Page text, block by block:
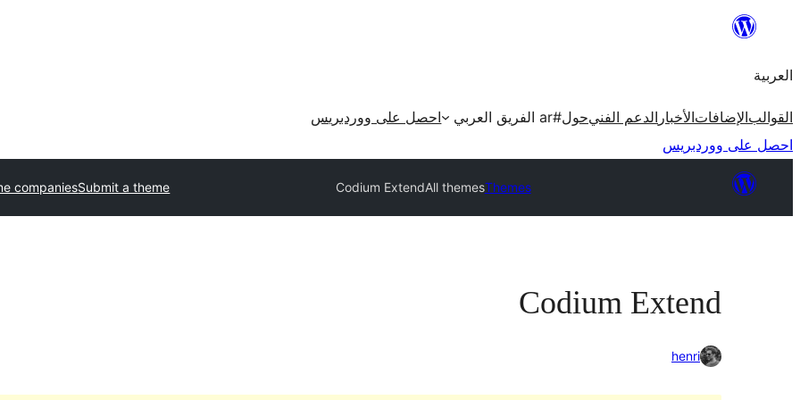
المحتوى
العربية
القوالبالإضافاتالأخبار الدعم الفنيحول#ar الفريق العربي
احصل على ووردبريس
احصل على ووردبريس
Themes
All themes
Codium Extend
Submit a theme
companies
Codium Extend
henri